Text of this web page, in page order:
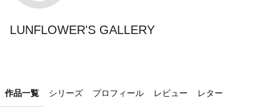
LUNFLOWER'S GALLERY
作品一覧 シリーズ プロフィール レビュー レター